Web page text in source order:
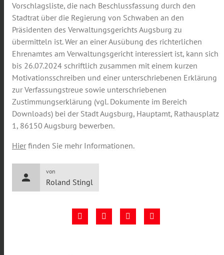
Vorschlagsliste, die nach Beschlussfassung durch den
Stadtrat über die Regierung von Schwaben an den
Präsidenten des Verwaltungsgerichts Augsburg zu
übermitteln ist. Wer an einer Ausübung des richterlichen
Ehrenamtes am Verwaltungsgericht interessiert ist, kann sich
bis 26.07.2024 schriftlich zusammen mit einem kurzen
Motivationsschreiben und einer unterschriebenen Erklärung
zur Verfassungstreue sowie unterschriebenen
Zustimmungserklärung (vgl. Dokumente im Bereich
Downloads) bei der Stadt Augsburg, Hauptamt, Rathausplatz
1, 86150 Augsburg bewerben.
Hier finden Sie mehr Informationen.
person
von
Roland Stingl